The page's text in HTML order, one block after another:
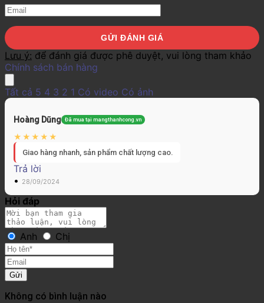
Lưu ý: để đánh giá được phê duyệt, vui lòng tham khảo
Chính sách bán hàng
Tất cả 5 4 3 2 1 Có video Có ảnh
Hoàng Dũng Đã mua tại mangthanhcong.vn
Giao hàng nhanh, sản phẩm chất lượng cao.
Trả lời
• 28/09/2024
Hỏi đáp
Anh Chị
Gửi
Không có bình luận nào